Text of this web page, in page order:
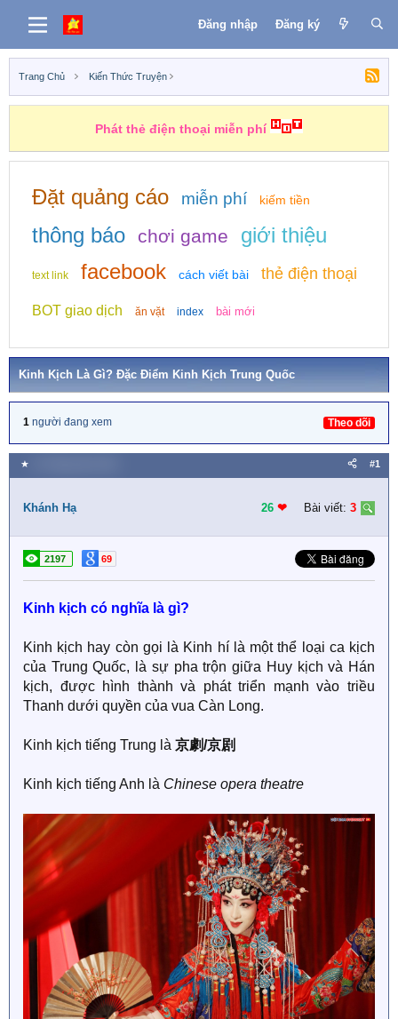
Đăng nhập Đăng ký
Trang Chủ Kiến Thức Truyện
Phát thẻ điện thoại miễn phí
Đặt quảng cáo miễn phí kiếm tiền
thông báo chơi game giới thiệu
text link facebook cách viết bài thẻ điện thoại
BOT giao dịch ăn vặt index bài mới
Kinh Kịch Là Gì? Đặc Điểm Kinh Kịch Trung Quốc
1 người đang xem Theo dõi
★ #1
Khánh Hạ 26 ❤︎ Bài viết: 3
2197 69
Kinh kịch có nghĩa là gì?
Kinh kịch hay còn gọi là Kinh hí là một thể loại ca kịch
của Trung Quốc, là sự pha trộn giữa Huy kịch và Hán
kịch, được hình thành và phát triển mạnh vào triều
Thanh dưới quyền của vua Càn Long.
Kinh kịch tiếng Trung là 京劇/京剧
Kinh kịch tiếng Anh là Chinese opera theatre